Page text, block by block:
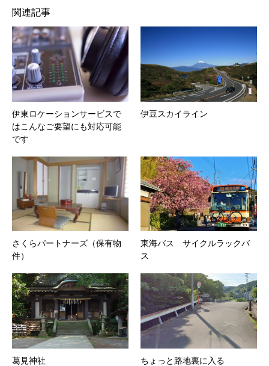
関連記事
伊東ロケーションサービスで
はこんなご要望にも対応可能
です
伊豆スカイライン
さくらパートナーズ（保有物
件）
東海バス サイクルラックバ
ス
葛見神社
ちょっと路地裏に入る